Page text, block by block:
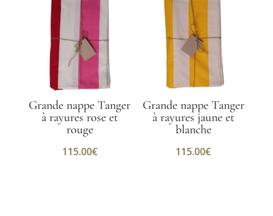
Grande nappe Tanger
à rayures rose et
rouge
115.00€
Grande nappe Tanger
à rayures jaune et
blanche
115.00€